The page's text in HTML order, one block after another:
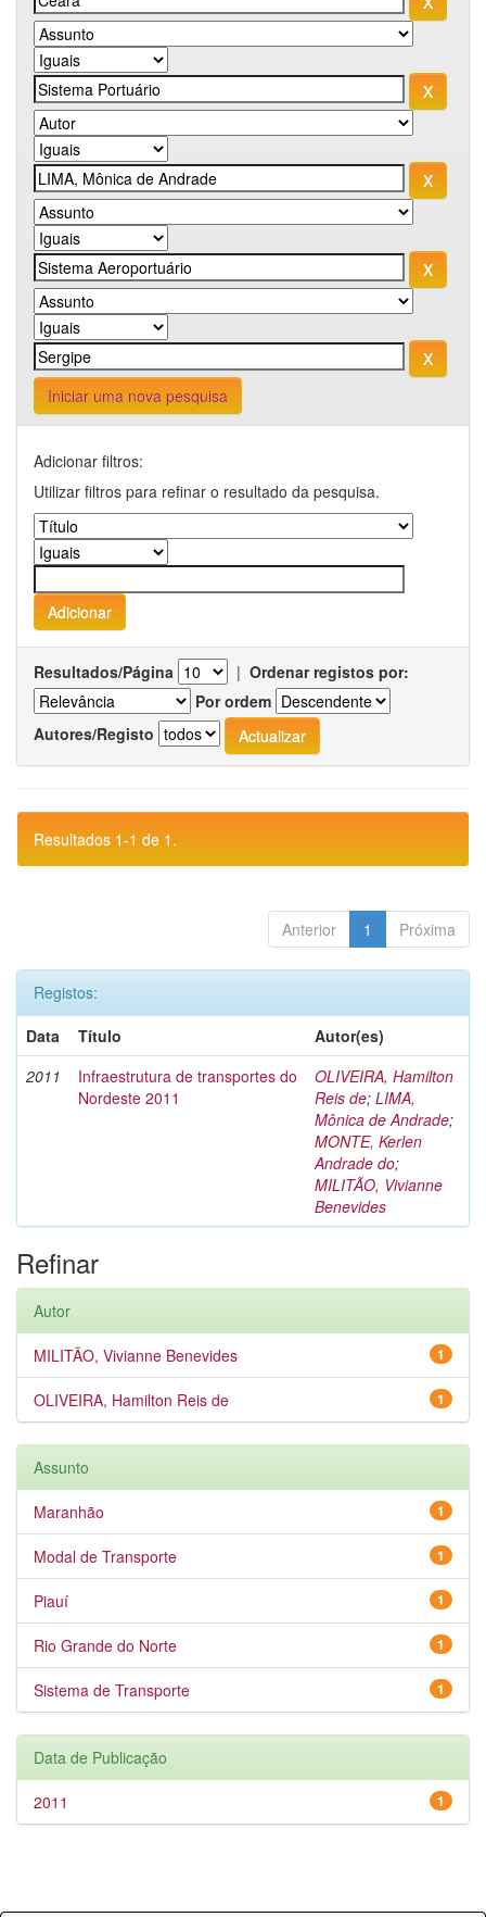
Iniciar uma nova pesquisa
Adicionar filtros:
Utilizar filtros para refinar o resultado da pesquisa.
Resultados/Página | Ordenar registos por:
Por ordem
Autores/Registo
Resultados 1-1 de 1.
Anterior 1 Próxima
Registos:
Data
Título
Autor(es)
2011
Infraestrutura de transportes do
Nordeste 2011
OLIVEIRA, Hamilton
Reis de; LIMA,
Mônica de Andrade;
MONTE, Kerlen
Andrade do;
MILITÃO, Vivianne
Benevides
Refinar
Autor
1
MILITÃO, Vivianne Benevides
1
OLIVEIRA, Hamilton Reis de
Assunto
1
Maranhão
1
Modal de Transporte
1
Piauí
1
Rio Grande do Norte
1
Sistema de Transporte
Data de Publicação
1
2011